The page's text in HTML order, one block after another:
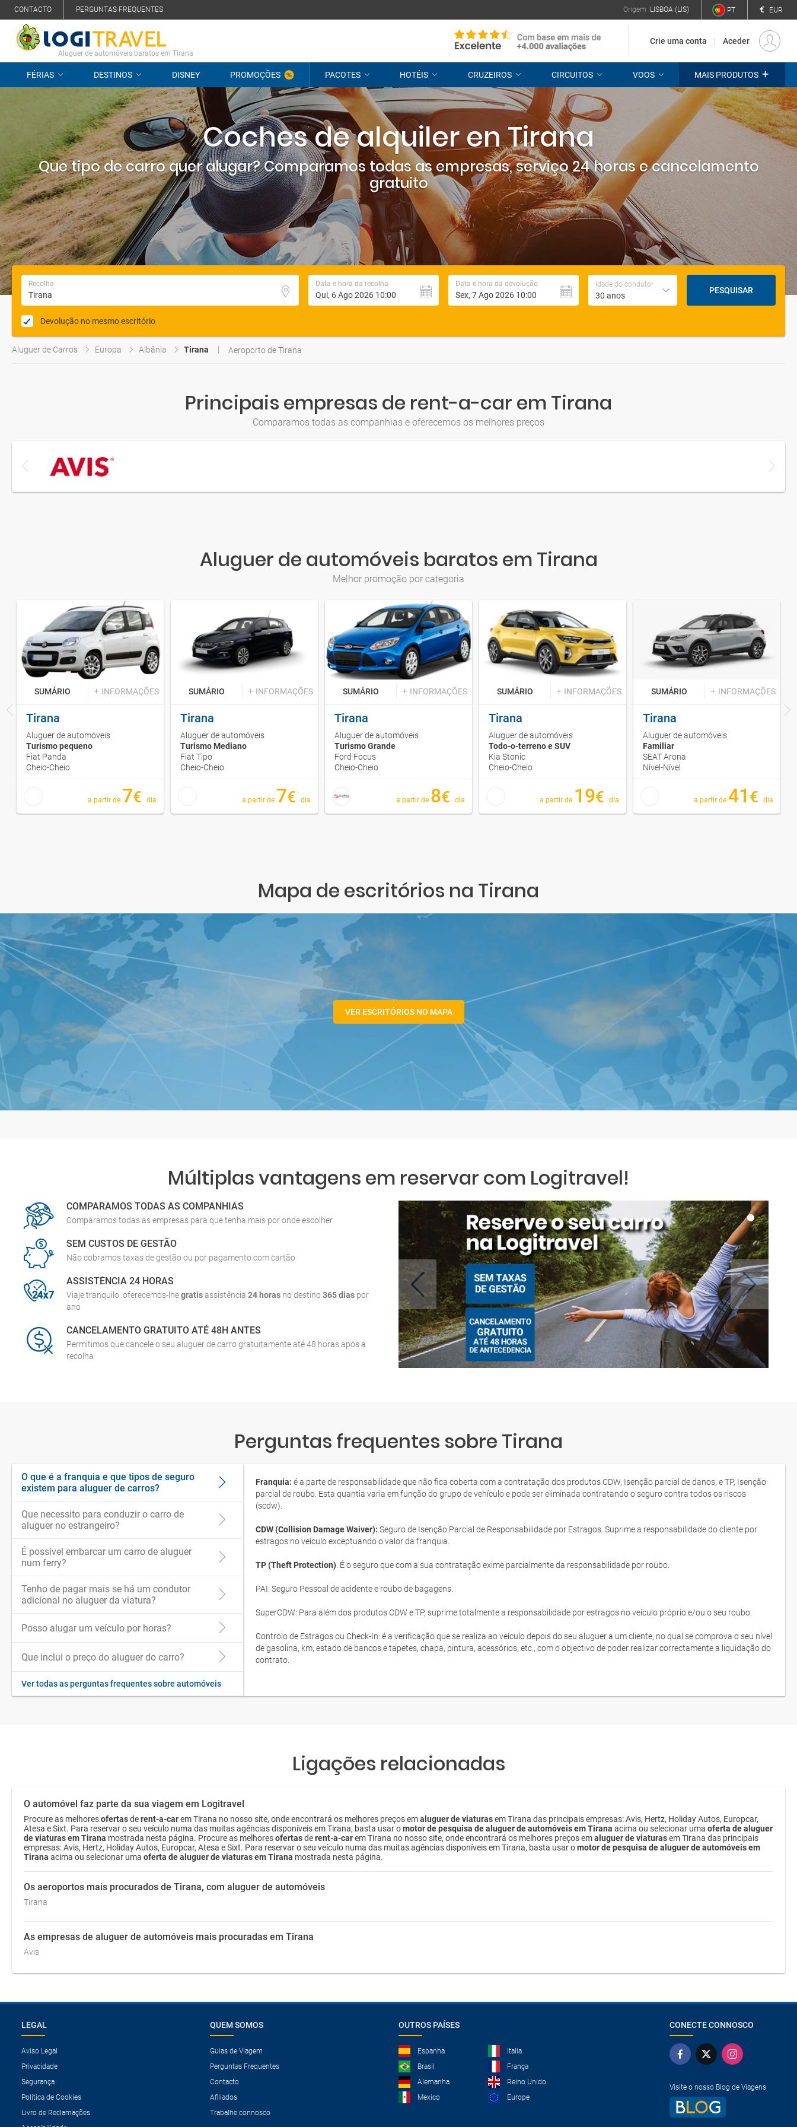
CONTACTO PERGUNTAS FREQUENTES Origem LISBOA (LIS) PT € EUR
Aluguer de automóveis baratos em Tirana
Crie uma conta Aceder
FÉRIAS DESTINOS DISNEY PROMOÇÕES PACOTES HOTÉIS CRUZEIROS CIRCUITOS VOOS MAIS PRODUTOS +
Coches de alquiler en Tirana
Que tipo de carro quer alugar? Comparamos todas as empresas, serviço 24 horas e cancelamento
gratuito
Recolha Data e hora da recolha Data e hora da devolução Idade do condutor
30 anos
PESQUISAR
Devolução no mesmo escritório
Aluguer de Carros Europa Albânia Tirana Aeroporto de Tirana
Principais empresas de rent-a-car em Tirana
Comparamos todas as companhias e oferecemos os melhores preços
Aluguer de automóveis baratos em Tirana
Melhor promoção por categoria
SUMÁRIO INFORMAÇÕES
Tirana
Aluguer de automóveis
Turismo pequeno
Fiat Panda
Cheio-Cheio
a partir de 7€ dia
SUMÁRIO INFORMAÇÕES
Tirana
Aluguer de automóveis
Turismo Mediano
Fiat Tipo
Cheio-Cheio
a partir de 7€ dia
SUMÁRIO INFORMAÇÕES
Tirana
Aluguer de automóveis
Turismo Grande
Ford Focus
Cheio-Cheio
a partir de 8€ dia
SUMÁRIO INFORMAÇÕES
Tirana
Aluguer de automóveis
Todo-o-terreno e SUV
Kia Stonic
Cheio-Cheio
a partir de 19€ dia
SUMÁRIO INFORMAÇÕES
Tirana
Aluguer de automóveis
Familiar
SEAT Arona
Nível-Nível
a partir de 41 € dia
Mapa de escritórios na Tirana
VER ESCRITÓRIOS NO MAPA
Múltiplas vantagens em reservar com Logitravel!
COMPARAMOS TODAS AS COMPANHIAS
Comparamos todas as empresas para que tenha mais por onde escolher
SEM CUSTOS DE GESTÃO
Não cobramos taxas de gestão ou por pagamento com cartão
ASSISTÊNCIA 24 HORAS
Viaje tranquilo: oferecemos-lhegratisassistência 24 horas no destino365 dias por
ano
CANCELAMENTO GRATUITO ATÉ 48H ANTES
Permitimos que cancele o seu aluguer de carro gratuitamente até 48 horas após a
recolha
Perguntas frequentes sobre Tirana
O que é a franquia e que tipos de seguro
existem para aluguer de carros?
Que necessito para conduzir o carro de
aluguer no estrangeiro?
É possível embarcar um carro de aluguer
num ferry?
Tenho de pagar mais se há um condutor
adicional no aluguer da viatura?
Posso alugar um veículo por horas?
Que inclui o preço do aluguer do carro?
Ver todas as perguntas frequentes sobre automóveis
Franquia:é a parte de responsabilidade que não fica coberta com a contratação dos produtos CDW, Isenção parcial de danos, e TP, Isenção
parcial de roubo. Esta quantia varia em função do grupo de vehículo e pode ser eliminada contratando o seguro contra todos os riscos
(scdw).
CDW (Collision Damage Waiver): Seguro de Isenção Parcial de Responsabilidade por Estragos. Suprime a responsabilidade do cliente por
estragos no veículo exceptuando o valor da franquia.
TP (Theft Protection): É o seguro que com a sua contratação exime parcialmente da responsabilidade por roubo.
PAI: Seguro Pessoal de acidente e roubo de bagagens.
SuperCDW: Para além dos produtos CDW e TP, suprime totalmente a responsabilidade por estragos no veículo próprio e/ou o seu roubo.
Controlo de Estragos ou Check-In: é a verificação que se realiza ao veículo depois do seu aluguer a um cliente, no qual se comprova o seu nível
de gasolina, km, estado de bancos e tapetes, chapa, pintura, acessórios, etc., com o objectivo de poder realizar correctamente a liquidação do
contrato.
Ligações relacionadas
O automóvel faz parte da sua viagem em Logitravel
Procure as melhoresofertasderent-a-carem Tirana no nosso site, onde encontrará os melhores preços emaluguer de viaturasem Tirana das principais empresas: Avis, Hertz, Holiday Autos, Europcar,
Atesa e Sixt. Para reservar o seu veículo numa das muitas agências disponíveis em Tirana, basta usar omotor de pesquisa de aluguer de automóveis em Tirana acima ou selecionar uma oferta de aluguer
de viaturas em Tirana mostrada nesta página. Procure as melhoresofertasderent-a-carem Tirana no nosso site, onde encontrará os melhores preços emaluguer de viaturasem Tirana das principais
empresas: Avis, Hertz, Holiday Autos, Europcar, Atesa e Sixt. Para reservar o seu veículo numa das muitas agências disponíveis em Tirana, basta usar omotor de pesquisa de aluguer de automóveis em
Tirana acima ou selecionar uma oferta de aluguer de viaturas em Tirana mostrada nesta página.
Os aeroportos mais procurados de Tirana, com aluguer de automóveis
Tirana
As empresas de aluguer de automóveis mais procuradas em Tirana
Avis
LEGAL
Aviso Legal
Privacidade
Segurança
Política de Cookies
Livro de Reclamações
QUEM SOMOS
Guias de Viagem
Perguntas Frequentes
Contacto
Afiliados
Trabalhe connosco
OUTROS PAÍSES
Espanha
Italia
Brasil
França
Alemanha
Reino Unido
Mexico
Europe
CONECTE CONNOSCO
Visite o nosso Blog de Viagens